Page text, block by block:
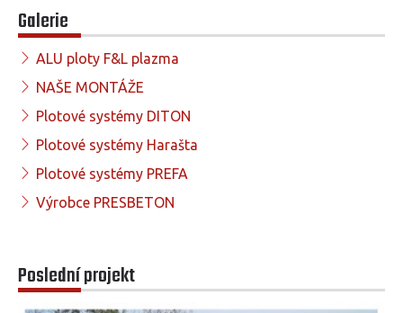
Galerie
ALU ploty F&L plazma
NAŠE MONTÁŽE
Plotové systémy DITON
Plotové systémy Harašta
Plotové systémy PREFA
Výrobce PRESBETON
Poslední projekt